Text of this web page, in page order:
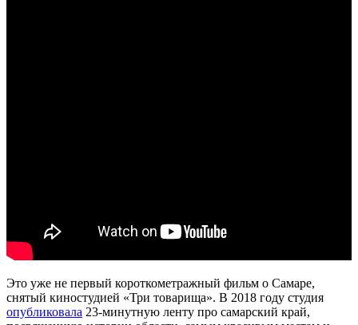
Это уже не первый короткометражный фильм о Самаре,
снятый киностудией «Три товарища». В 2018 году студия
опубликовала 23-минутную ленту про самарский край,